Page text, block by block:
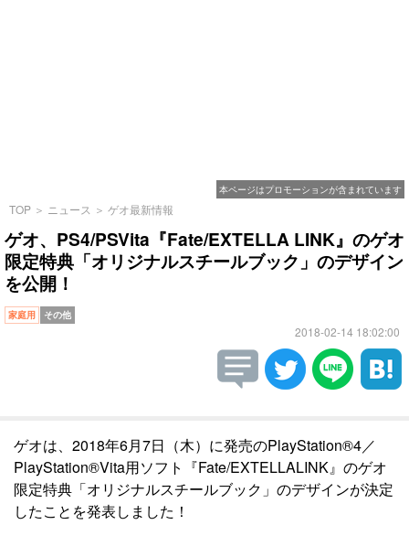
本ページはプロモーションが含まれています
TOP ＞ ニュース ＞ ゲオ最新情報
ゲオ、PS4/PSVita『Fate/EXTELLA LINK』のゲオ
限定特典「オリジナルスチールブック」のデザイン
を公開！
家庭用 その他
2018-02-14 18:02:00
ゲオは、2018年6月7日（木）に発売のPlayStation®4／
PlayStation®Vita用ソフト『Fate/EXTELLALINK』のゲオ
限定特典「オリジナルスチールブック」のデザインが決定
したことを発表しました！